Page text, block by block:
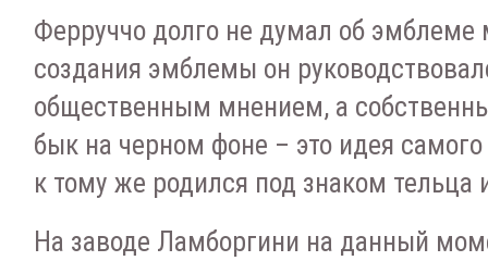
Ферруччо долго не думал об эмблеме
создания эмблемы он
общественным мнением, а
бык на черном фоне – это идея
к тому же родился под знаком тельца
На заводе Ламборгини на данный